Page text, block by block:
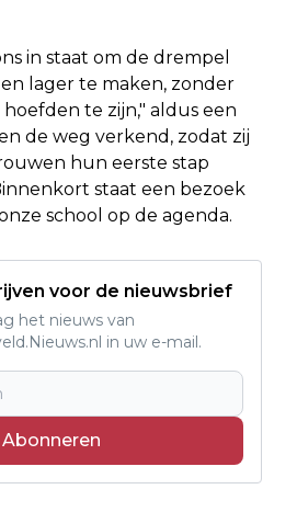
in staat om de drempel
lager te maken, zonder
te zijn," aldus een
de weg verkend, zodat zij
hun eerste stap
staat een bezoek
school op de agenda.
voor de nieuwsbrief
het nieuws van
in uw e-mail.
Abonneren